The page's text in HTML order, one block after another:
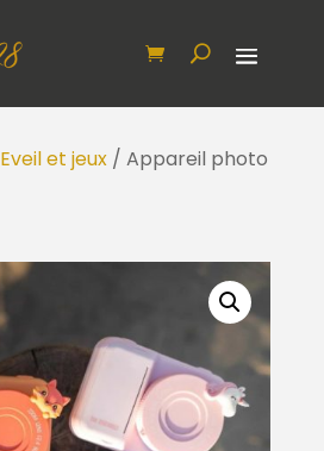
Eveil et jeux/ Appareil photo